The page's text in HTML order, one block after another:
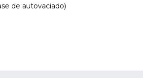
de autovaciado)